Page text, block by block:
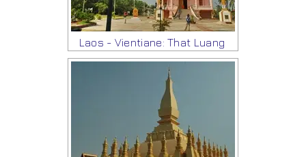
Laos - Vientiane: That Luang